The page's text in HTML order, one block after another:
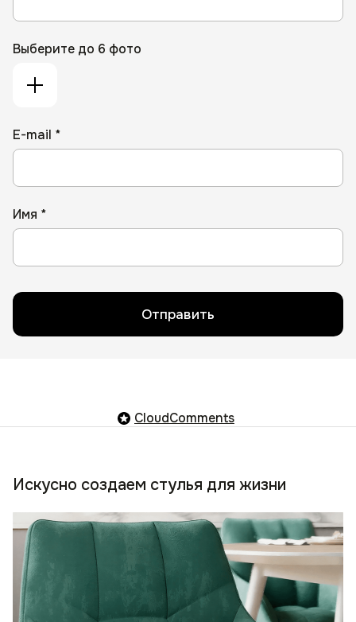
Выберите до 6 фото
E-mail *
Имя *
Отправить
CloudComments
Искусно создаем стулья для жизни